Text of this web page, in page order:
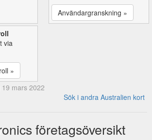
Användargranskning »
via
»
mars 2022
Sök i andra Australien kort
företagsöversikt